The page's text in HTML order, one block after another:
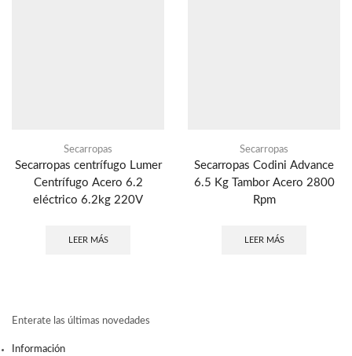
Secarropas
Secarropas centrífugo Lumer
Centrífugo Acero 6.2
eléctrico 6.2kg 220V
LEER MÁS
Secarropas
Secarropas Codini Advance
6.5 Kg Tambor Acero 2800
Rpm
LEER MÁS
Enterate las últimas novedades
Información